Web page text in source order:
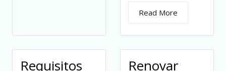
Read More
Requisitos
Renovar